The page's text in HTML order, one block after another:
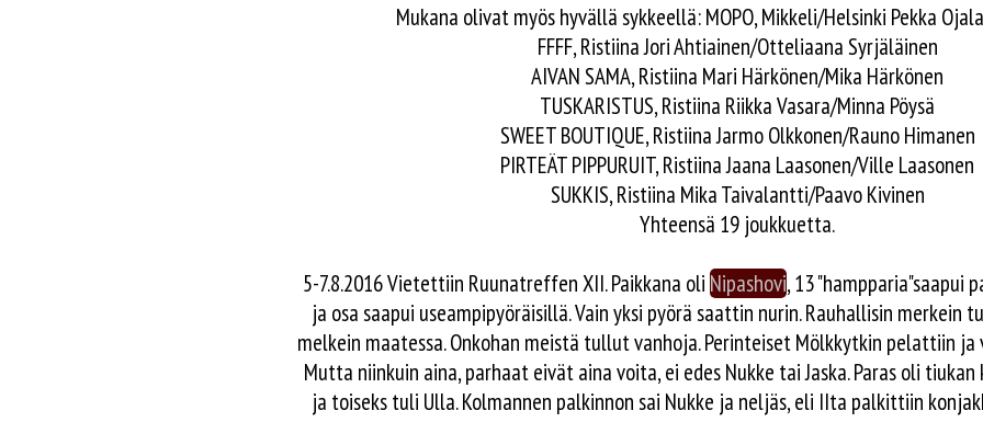
Mukana olivat myös hyvällä sykkeellä: MOPO, Mikkeli/Helsinki Pekka
FFFF, Ristiina Jori Ahtiainen/Otteliaana Syrjäläinen
AIVAN SAMA, Ristiina Mari Härkönen/Mika Härkönen
TUSKARISTUS, Ristiina Riikka Vasara/Minna Pöysä
SWEET BOUTIQUE, Ristiina Jarmo Olkkonen/Rauno Himanen
PIRTEÄT PIPPURUIT, Ristiina Jaana Laasonen/Ville Laasonen
SUKKIS, Ristiina Mika Taivalantti/Paavo Kivinen
Yhteensä 19 joukkuetta.
5-7.8.2016 Vietettiin Ruunatreffen XII. Paikkana oliNipashovi, 13 "hampparia"saapui
ja osa saapui useampipyöräisillä. Vain yksi pyörä saattin nurin. Rauhallisin
melkein maatessa. Onkohan meistä tullut vanhoja. Perinteiset Mölkkytkin pelattiin
Mutta niinkuin aina, parhaat eivät aina voita, ei edes Nukke tai Jaska. Paras oli
ja toiseks tuli Ulla. Kolmannen palkinnon sai Nukke ja neljäs, eli IIta palkittiin